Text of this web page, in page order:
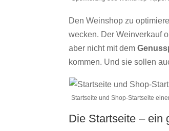
Den Weinshop zu
wecken. Der Weinverkauf
aber nicht mit dem
kommen. Und sie sollen
Startseite und Shop-Startseite
Die Startseite – ein